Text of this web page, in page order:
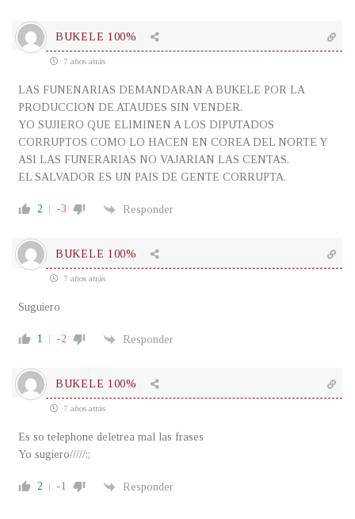
BUKELE 100%
7 años atrás
LAS FUNENARIAS DEMANDARAN A BUKELE POR LA
PRODUCCION DE ATAUDES SIN VENDER.
YO SUJIERO QUE ELIMINEN A LOS DIPUTADOS
CORRUPTOS COMO LO HACEN EN COREA DEL NORTE Y
ASI LAS FUNERARIAS NO VAJARIAN LAS CENTAS.
EL SALVADOR ES UN PAIS DE GENTE CORRUPTA.
2 -3 Responder
BUKELE 100%
7 años atrás
Suguiero
1 -2 Responder
BUKELE 100%
7 años atrás
Es so telephone deletrea mal las frases
Yo sugiero/////;;
2 -1 Responder